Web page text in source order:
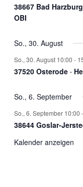
38667 Bad
OBI
So., 30. August
So., 30. August 10:00 -
37520 Osterode ·
So., 6. September
So., 6. September 10:00 -
38644 Goslar-
Kalender anzeigen